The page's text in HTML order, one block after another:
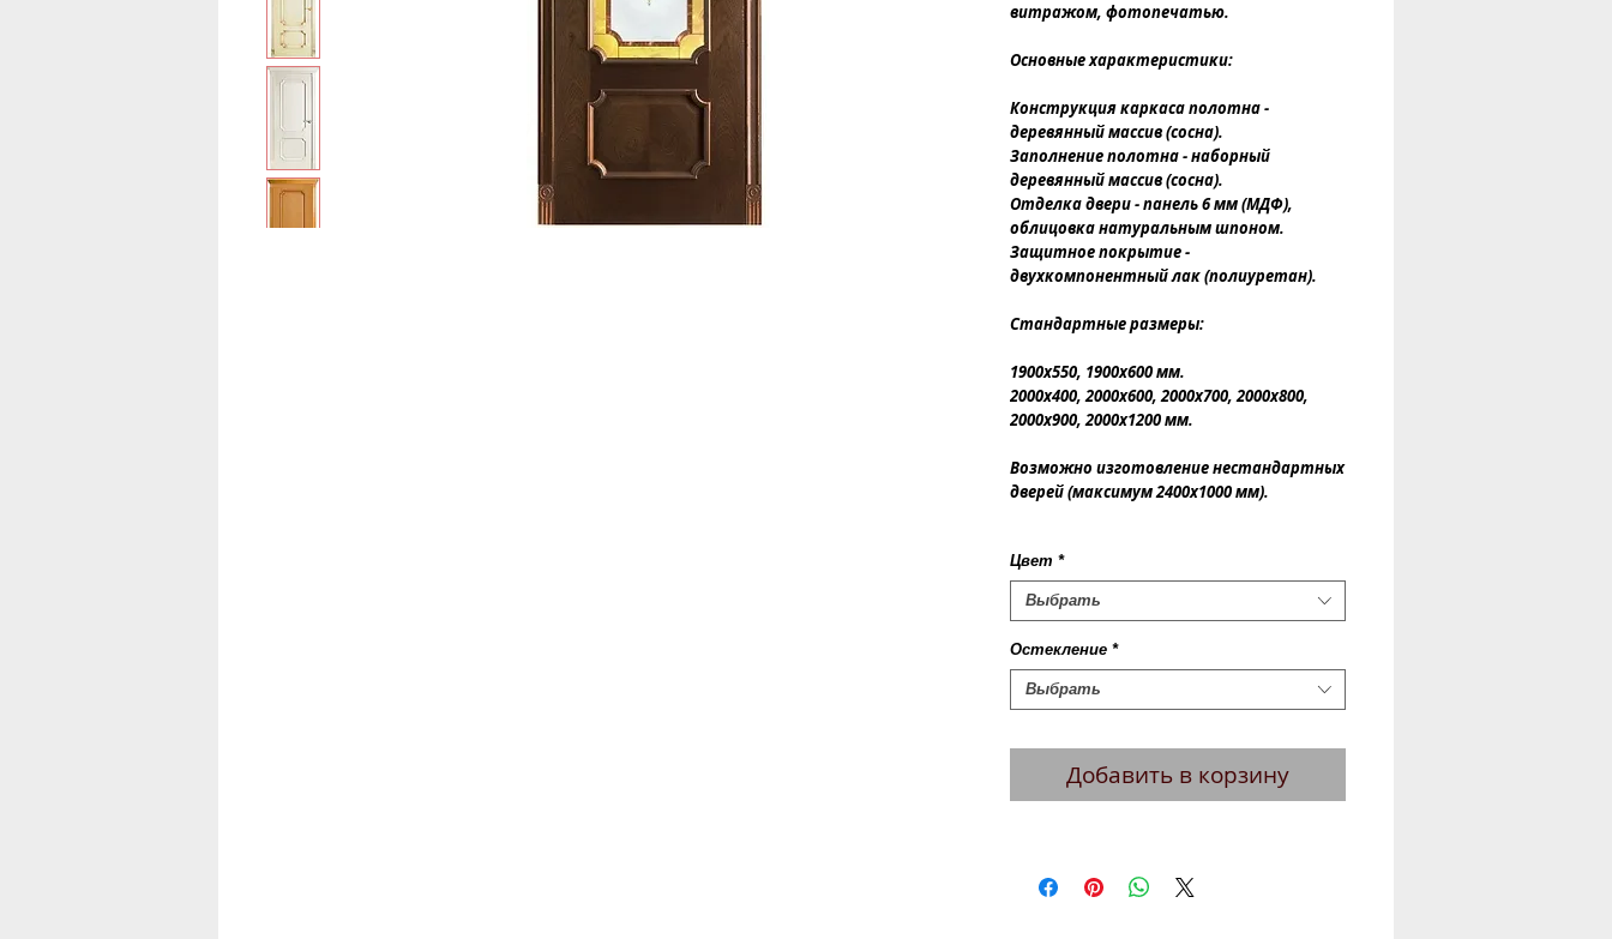
витражом, фотопечатью.
Основные характеристики:
Конструкция каркаса полотна -
деревянный массив (сосна).
Заполнение полотна - наборный
деревянный массив (сосна).
Отделка двери - панель 6 мм (МДФ),
облицовка натуральным шпоном.
Защитное покрытие -
двухкомпонентный лак (полиуретан).
Стандартные размеры:
1900х550, 1900х600 мм.
2000х400, 2000х600, 2000х700, 2000х800,
2000х900, 2000х1200 мм.
Возможно изготовление нестандартных
дверей (максимум 2400х1000 мм).
Цвет *
Выбрать
Остекление *
Выбрать
Добавить в корзину